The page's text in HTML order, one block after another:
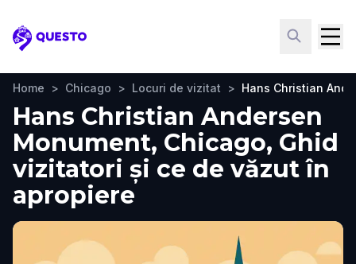
Questo
Home > Chicago > Locuri de vizitat > Hans Christian
Hans Christian Andersen
Monument, Chicago, Ghid
vizitatori și ce de văzut în
apropiere